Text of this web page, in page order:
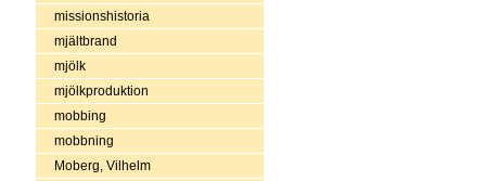
missionshistoria
mjältbrand
mjölk
mjölkproduktion
mobbing
mobbning
Moberg, Vilhelm